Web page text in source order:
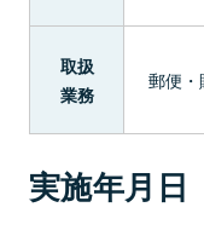
取扱
業務
郵便・
実施年月日